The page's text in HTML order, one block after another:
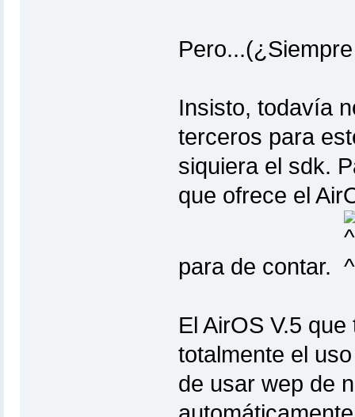
Insisto, todavía
terceros para
siquiera el sdk.
que ofrece el
para de contar.
El AirOS V.5
totalmente el
de usar wep de